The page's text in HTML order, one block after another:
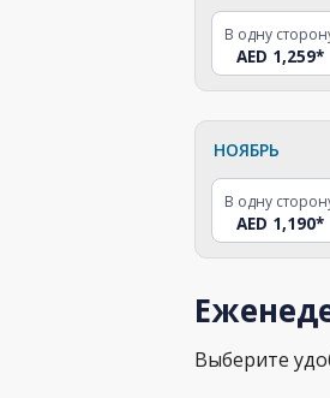
В одну
AED 1,259*
НОЯБРЬ
В одну
AED 1,190*
Выберите